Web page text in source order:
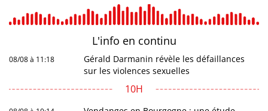
L'info en continu
08/08 à 11:18
Gérald Darmanin révèle les défaillances
sur les violences sexuelles
10H